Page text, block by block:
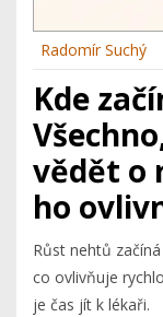
Radomír Suchý
Kde
vědět o
ho
Růst nehtů
co ovlivňuje
je čas jít k lékaři.